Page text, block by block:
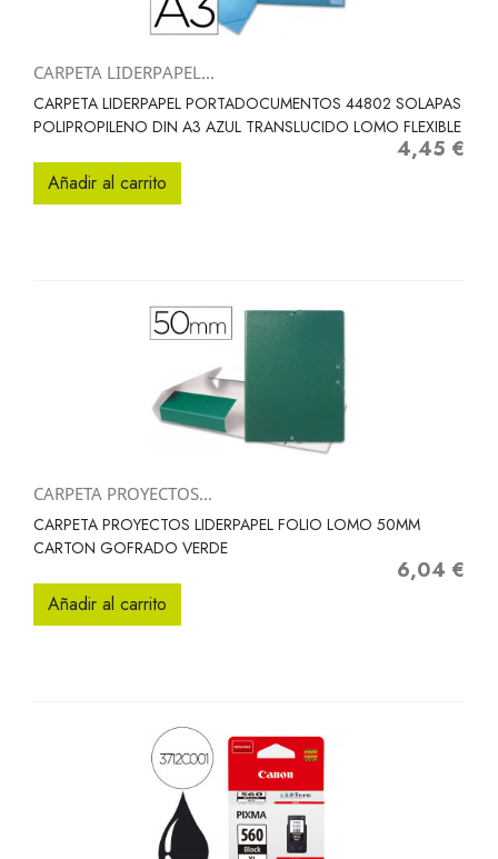
CARPETA LIDERPAPEL...
CARPETA LIDERPAPEL PORTADOCUMENTOS 44802 SOLAPAS
POLIPROPILENO DIN A3 AZUL TRANSLUCIDO LOMO FLEXIBLE
Precio
4,45 €
Añadir al carrito
CARPETA PROYECTOS...
CARPETA PROYECTOS LIDERPAPEL FOLIO LOMO 50MM
CARTON GOFRADO VERDE
Precio
6,04 €
Añadir al carrito